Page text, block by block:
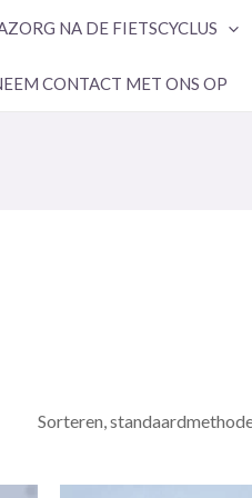
NA DE FIETSCYCLUS
CONTACT MET ONS OP